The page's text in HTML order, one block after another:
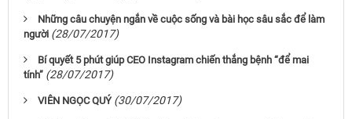
Những câu chuyện ngắn về cuộc sống và bài học sâu sắc để làm
người (28/07/2017)
Bí quyết 5 phút giúp CEO Instagram chiến thắng bệnh “để mai
tính” (28/07/2017)
VIÊN NGỌC QUÝ (30/07/2017)